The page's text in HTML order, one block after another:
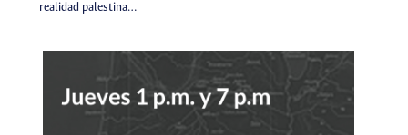
realidad palestina…